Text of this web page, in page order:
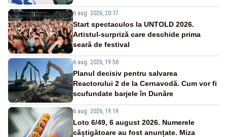
6 aug. 2026, 20:17
Start spectaculos la UNTOLD 2026.
Artistul-surpriză care deschide prima
seară de festival
6 aug. 2026, 19:56
Planul decisiv pentru salvarea
Reactorului 2 de la Cernavodă. Cum vor fi
scufundate barjele în Dunăre
6 aug. 2026, 19:19
Loto 6/49, 6 august 2026. Numerele
câștigătoare au fost anunțate. Miza